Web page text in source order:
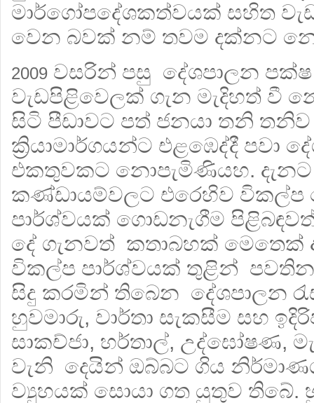
මාර්ගෝපදේශකත්වයක් සහිත
වෙන බවක් නම් තවම දක්නට
2009 වසරින් පසු දේශපාලන
වැඩපිළිවෙලක් ගැන මැදිහත් වී
සිටි පීඩාවට පත් ජනයා තනි
ක්‍රියාමාර්ගයන්ට එළඹෙද්දී පවා
එකතුවකට නොපැමිණියහ.
කණ්ඩායම්වලට එරෙහිව විකල්ප
පාර්ශ්වයක් ගොඩනැගීම
දේ ගැනවත් කතාබහක්
විකල්ප පාර්ශ්වයක් තුළින්
සිදු කරමින් තිබෙන දේශපාලන
හුවමාරු, වාර්තා සැකසීම සහ
සාකච්ජා, හර්තාල්, උද්ඝෝෂණ,
වැනි දෙයින් ඔබ්බට ගිය
ව්‍යුහයක් සොයා ගත යුතුව තිබේ.